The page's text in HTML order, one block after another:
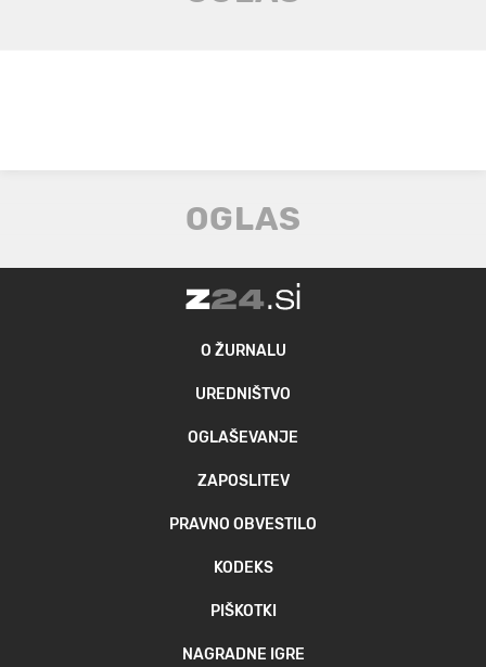
O ŽURNALU
UREDNIŠTVO
OGLAŠEVANJE
ZAPOSLITEV
PRAVNO OBVESTILO
KODEKS
PIŠKOTKI
NAGRADNE IGRE